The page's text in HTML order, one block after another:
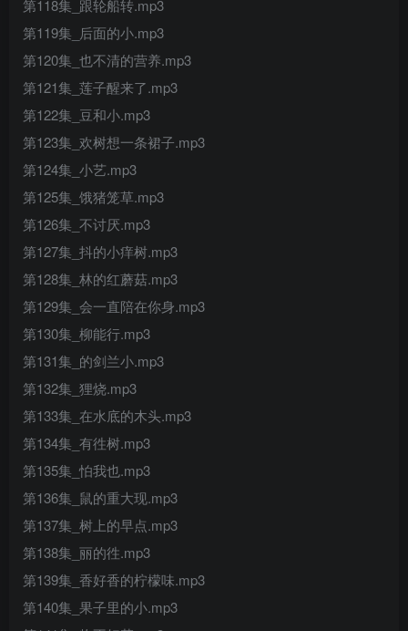
第118集_跟轮船转.mp3
第119集_后面的小.mp3
第120集_也不清的营养.mp3
第121集_莲子醒来了.mp3
第122集_豆和小.mp3
第123集_欢树想一条裙子.mp3
第124集_小艺.mp3
第125集_饿猪笼草.mp3
第126集_不讨厌.mp3
第127集_抖的小痒树.mp3
第128集_林的红蘑菇.mp3
第129集_会一直陪在你身.mp3
第130集_柳能行.mp3
第131集_的剑兰小.mp3
第132集_狸烧.mp3
第133集_在水底的木头.mp3
第134集_有徃树.mp3
第135集_怕我也.mp3
第136集_鼠的重大现.mp3
第137集_树上的早点.mp3
第138集_丽的徃.mp3
第139集_香好香的柠檬味.mp3
第140集_果子里的小.mp3